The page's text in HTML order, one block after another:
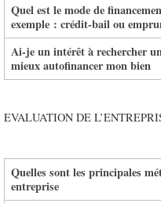
Quel est le mode de
exemple : crédit-bail ou
Ai-je un intérêt à rechercher
mieux autofinancer mon bien
EVALUATION DE
Quelles sont les principales
entreprise